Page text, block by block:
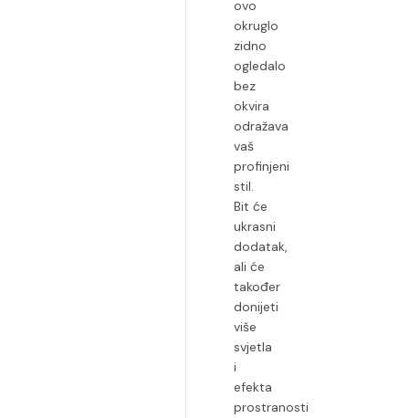
ovo
okruglo
zidno
ogledalo
bez
okvira
odražava
vaš
profinjeni
stil.
Bit će
ukrasni
dodatak,
ali će
također
donijeti
više
svjetla
i
efekta
prostranosti